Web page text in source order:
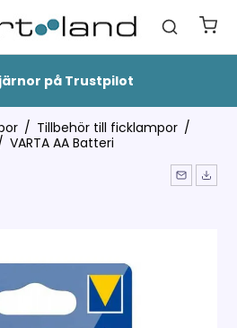
på Trustpilot
/ Tillbehör till ficklampor /
VARTA AA Batteri